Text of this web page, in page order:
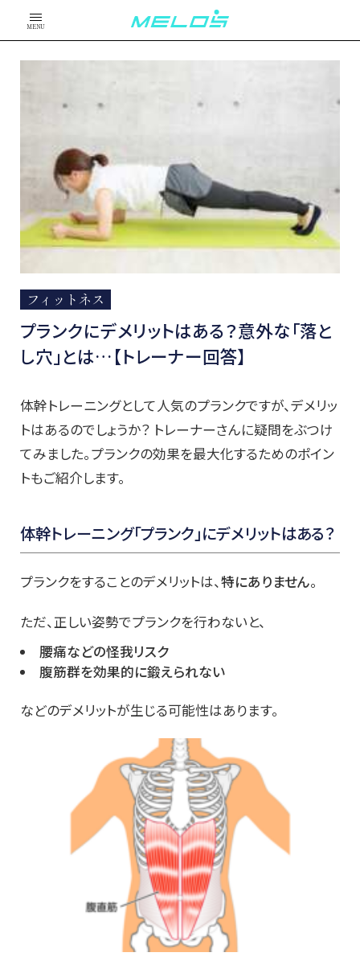
MENU
フィットネス
プランクにデメリットはある？意外な「落と
し穴」とは…【トレーナー回答】
体幹トレーニングとして人気のプランクですが、デメリッ
トはあるのでしょうか？ トレーナーさんに疑問をぶつけ
てみました。プランクの効果を最大化するためのポイン
トもご紹介します。
体幹トレーニング「プランク」にデメリットはある？
プランクをすることのデメリットは、特にありません。
ただ、正しい姿勢でプランクを行わないと、
腰痛などの怪我リスク
腹筋群を効果的に鍛えられない
などのデメリットが生じる可能性はあります。